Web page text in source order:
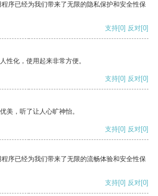
序已经为我们带来了无限的隐私保护和安全性保
支持[0] 反对[0]
性化，使用起来非常方便。
支持[0] 反对[0]
美，听了让人心旷神怡。
支持[0] 反对[0]
序已经为我们带来了无限的流畅体验和安全性保
支持[0] 反对[0]